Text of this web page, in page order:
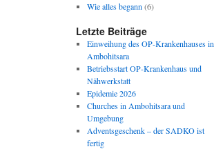
Wie alles begann (6)
Letzte Beiträge
Einweihung des OP-Krankenhauses in
Ambohitsara
Betriebsstart OP-Krankenhaus und
Nähwerkstatt
Epidemie 2026
Churches in Ambohitsara und
Umgebung
Adventsgeschenk – der SADKO ist
fertig